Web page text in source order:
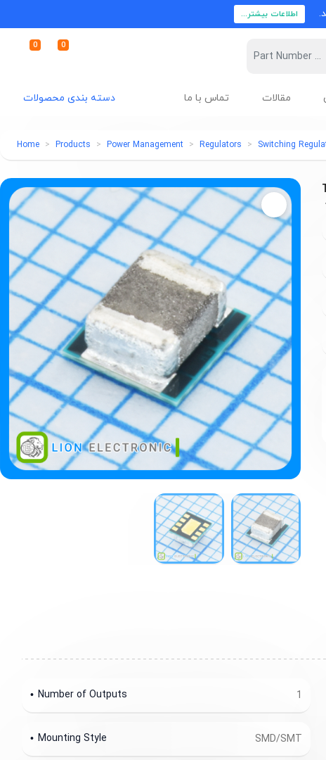
اطلاعات بیشتر...
0 0
دسته بندی محصولات مقالات تماس با ما
Home Products Power Management Regulators Switching
1
Number of Outputs
SMD/SMT
Mounting Style